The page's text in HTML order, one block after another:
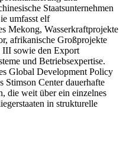
Staatsunternehmen
umfasst elf
Mekong, Wasserkraftprojekte
afrikanische Großprojekte
sowie den Export
und Betriebsexpertise.
Global Development Policy
Stimson Center dauerhafte
die weit über ein einzelnes
in strukturelle